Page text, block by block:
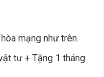
mạng như trên.
tư + Tặng 1 tháng